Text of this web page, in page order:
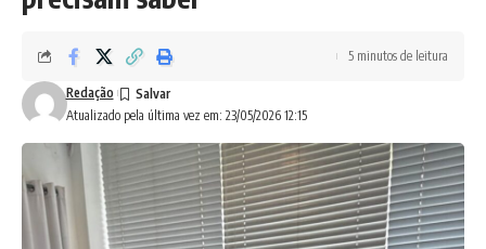
Atualizado pela última vez em: 23/05/2026 12:15
Redação
5 minutos de leitura